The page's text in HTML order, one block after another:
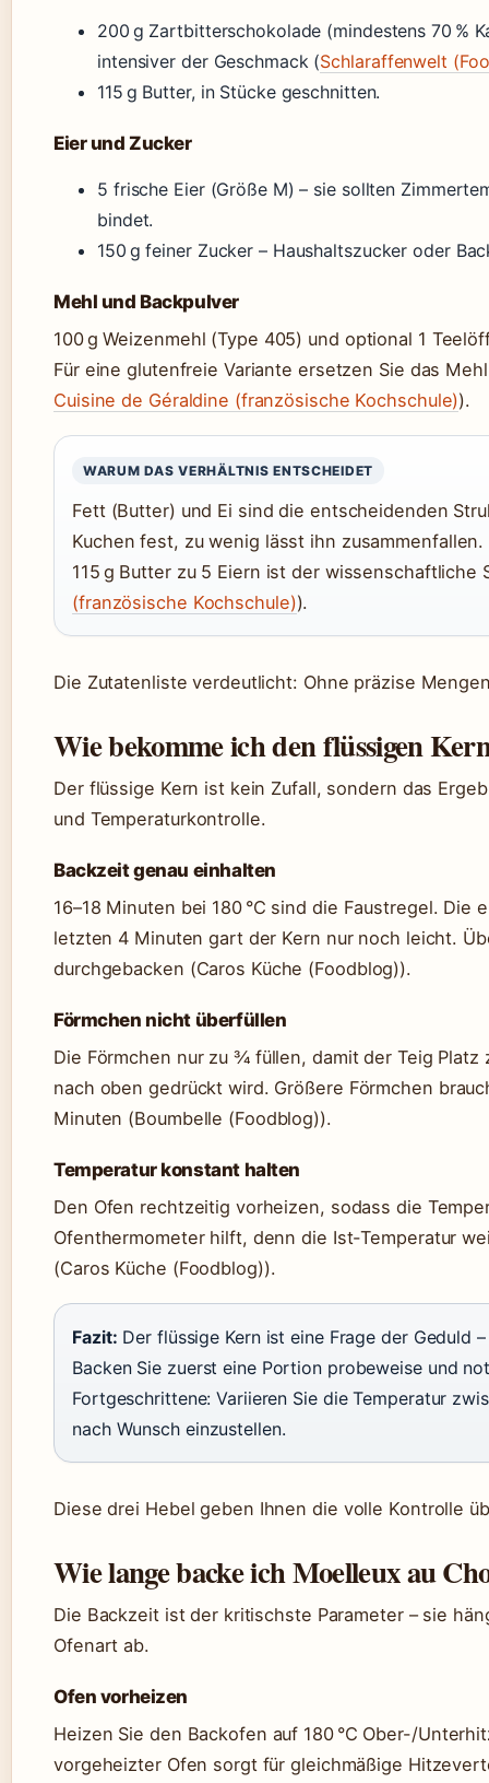
200 g Zartbitterschokolade (mindestens 70 %
intensiver der Geschmack (Schlaraffenwelt
115 g Butter, in Stücke geschnitten.
Eier und Zucker
5 frische Eier (Größe M) – sie sollten
bindet.
150 g feiner Zucker – Haushaltszucker oder
Mehl und Backpulver
100 g Weizenmehl (Type 405) und optional 1
Für eine glutenfreie Variante ersetzen Sie das
Cuisine de Géraldine (französische Kochschule)).
WARUM DAS VERHÄLTNIS ENTSCHEIDET
Fett (Butter) und Ei sind die entscheidenden
Kuchen fest, zu wenig lässt ihn
115 g Butter zu 5 Eiern ist der wissenschaftliche
(französische Kochschule)).
Die Zutatenliste verdeutlicht: Ohne präzise
Wie bekomme ich den flüssigen
Der flüssige Kern ist kein Zufall, sondern das
und Temperaturkontrolle.
Backzeit genau einhalten
16–18 Minuten bei 180 °C sind die Faustregel. Die
letzten 4 Minuten gart der Kern nur noch leicht.
durchgebacken (Caros Küche (Foodblog)).
Förmchen nicht überfüllen
Die Förmchen nur zu ¾ füllen, damit der Teig
nach oben gedrückt wird. Größere Förmchen
Minuten (Boumbelle (Foodblog)).
Temperatur konstant halten
Den Ofen rechtzeitig vorheizen, sodass die
Ofenthermometer hilft, denn die Ist-Temperatur
(Caros Küche (Foodblog)).
Fazit: Der flüssige Kern ist eine Frage der Geduld
Backen Sie zuerst eine Portion probeweise und
Fortgeschrittene: Variieren Sie die Temperatur
nach Wunsch einzustellen.
Diese drei Hebel geben Ihnen die volle Kontrolle
Wie lange backe ich Moelleux au
Die Backzeit ist der kritischste Parameter – sie
Ofenart ab.
Ofen vorheizen
Heizen Sie den Backofen auf 180 °C Ober-/
vorgeheizter Ofen sorgt für gleichmäßige